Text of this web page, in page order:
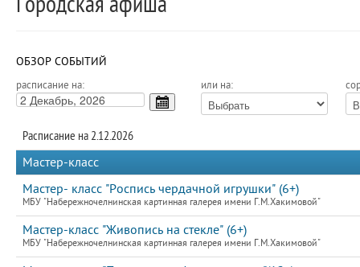
ОБЗОР СОБЫТИЙ
расписание на: или на:
Расписание на 2.12.2026
Мастер-класс
Мастер- класс "Роспись чердачной игрушки" (6+)
МБУ "Набережночелнинская картинная галерея имени Г.М.Хакимовой"
Мастер-класс "Живопись на стекле" (6+)
МБУ "Набережночелнинская картинная галерея имени Г.М.Хакимовой"